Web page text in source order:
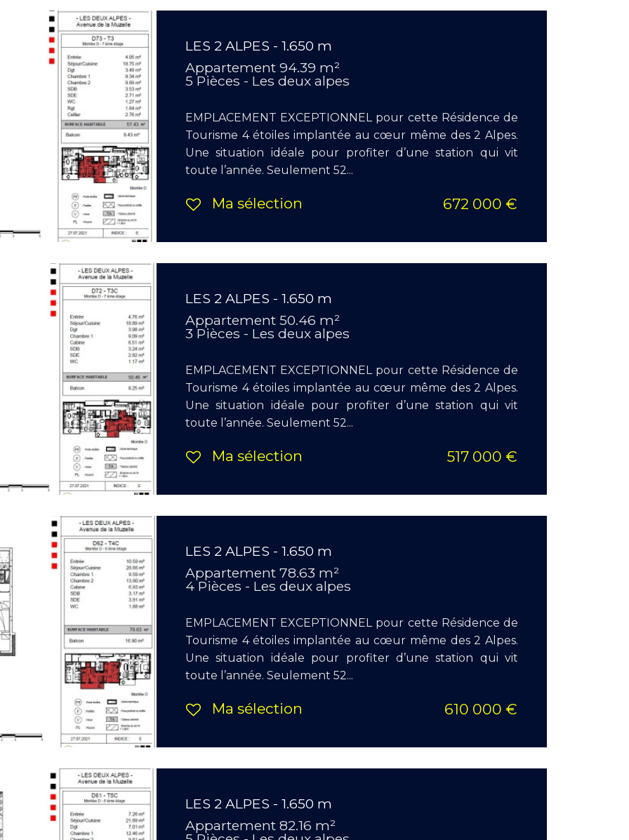
LES 2 ALPES - 1.650 m
Appartement 94.39 m²
5 Pièces - Les deux alpes
EMPLACEMENT EXCEPTIONNEL pour cette Résidence de
Tourisme 4 étoiles implantée au cœur même des 2 Alpes.
Une situation idéale pour profiter d’une station qui vit
toute l’année. Seulement 52...
Ma sélection 672 000 €
LES 2 ALPES - 1.650 m
Appartement 50.46 m²
3 Pièces - Les deux alpes
EMPLACEMENT EXCEPTIONNEL pour cette Résidence de
Tourisme 4 étoiles implantée au cœur même des 2 Alpes.
Une situation idéale pour profiter d’une station qui vit
toute l’année. Seulement 52...
Ma sélection 517 000 €
LES 2 ALPES - 1.650 m
Appartement 78.63 m²
4 Pièces - Les deux alpes
EMPLACEMENT EXCEPTIONNEL pour cette Résidence de
Tourisme 4 étoiles implantée au cœur même des 2 Alpes.
Une situation idéale pour profiter d’une station qui vit
toute l’année. Seulement 52...
Ma sélection 610 000 €
LES 2 ALPES - 1.650 m
Appartement 82.16 m²